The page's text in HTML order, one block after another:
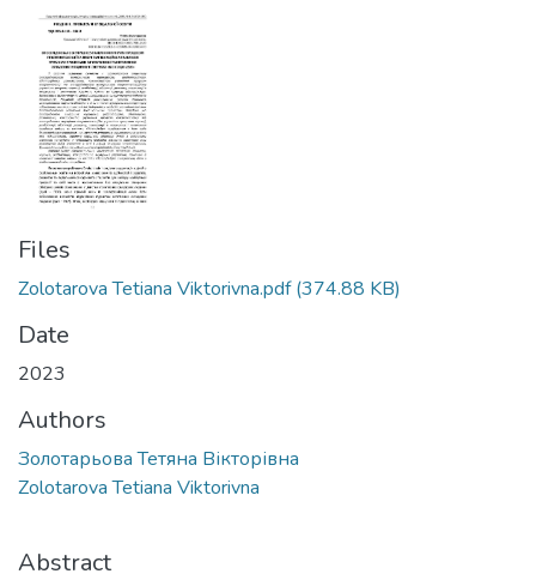
Files
Zolotarova Tetiana Viktorivna.pdf(374.88 KB)
Date
2023
Authors
Золотарьова Тетяна Вікторівна
Zolotarova Tetiana Viktorivna
Abstract